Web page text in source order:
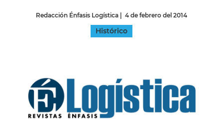
Redacción Énfasis Logística | 4 de febrero del 2014
Histórico